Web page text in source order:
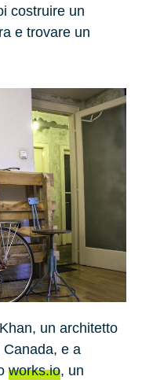
costruire un
e trovare un
un architetto
e a
works.io, un